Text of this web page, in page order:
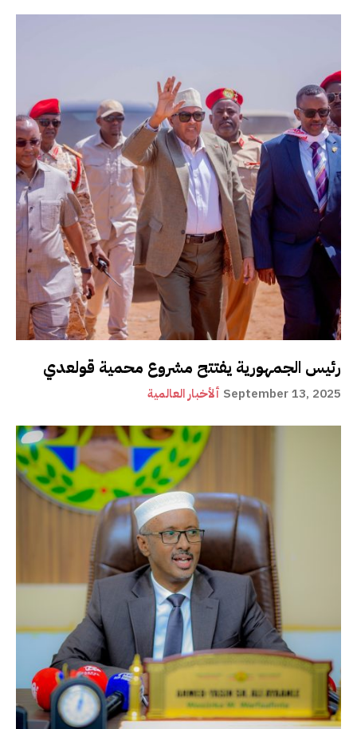
رئيس الجمهورية يفتتح مشروع محمية قولعدي
ألأخبار العالمية September 13, 2025